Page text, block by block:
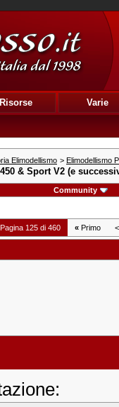
Risorse Varie
Elimodellismo > Elimodellismo
& Sport V2 (e
Community
Pagina 125 di 460 « Primo <